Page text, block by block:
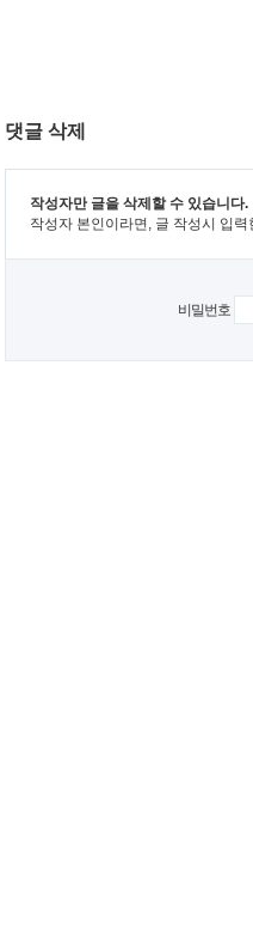
댓글 삭제
작성자만 글을 삭제할 수 있습니다.
작성자 본인이라면, 글 작성시 입
비밀번호